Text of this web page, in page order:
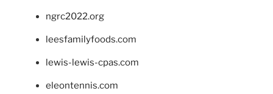
ngrc2022.org
leesfamilyfoods.com
lewis-lewis-cpas.com
eleontennis.com